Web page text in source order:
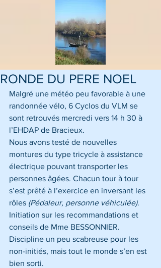
RONDE DU PERE NOEL
Malgré une météo peu favorable à une
randonnée vélo, 6 Cyclos du VLM se
sont retrouvés mercredi vers 14 h 30 à
l’EHDAP de Bracieux.
Nous avons testé de nouvelles
montures du type tricycle à assistance
électrique pouvant transporter les
personnes âgées. Chacun tour à tour
s’est prêté à l’exercice en inversant les
rôles (Pédaleur, personne véhiculée).
Initiation sur les recommandations et
conseils de Mme BESSONNIER.
Discipline un peu scabreuse pour les
non-initiés, mais tout le monde s’en est
bien sorti.